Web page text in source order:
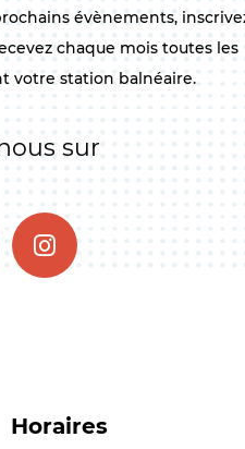
évènements,
chaque mois toutes les
votre station balnéaire.
sur
Horaires